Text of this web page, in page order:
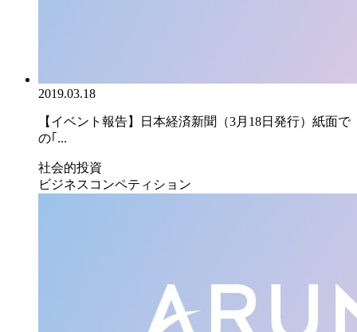
2019.03.18
【イベント報告】日本経済新聞（3月18日発行）紙面で
の｢...
社会的投資
ビジネスコンペティション